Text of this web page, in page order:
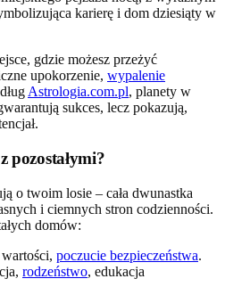
gdzie możesz przeżyć
upokorzenie, wypalenie
Astrologia.com.pl, planety w
sukces, lecz pokazują,
pozostałymi?
o twoim losie – cała dwunastka
i ciemnych stron codzienności.
domów:
poczucie bezpieczeństwa.
rodzeństwo, edukacja